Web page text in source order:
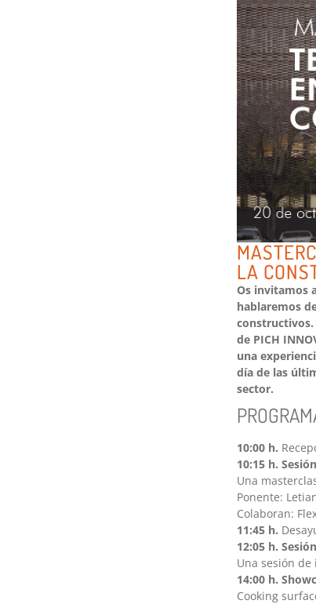
LA
Os invitamos
hablaremos
constructivos.
de PICH
una
día de las
sector.
10:00 h.
10:15 h.
Una
Ponente:
Colaboran:
11:45 h.
12:05 h.
Una sesión de
14:00 h.
Cooking